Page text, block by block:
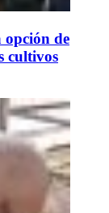
opción de
cultivos